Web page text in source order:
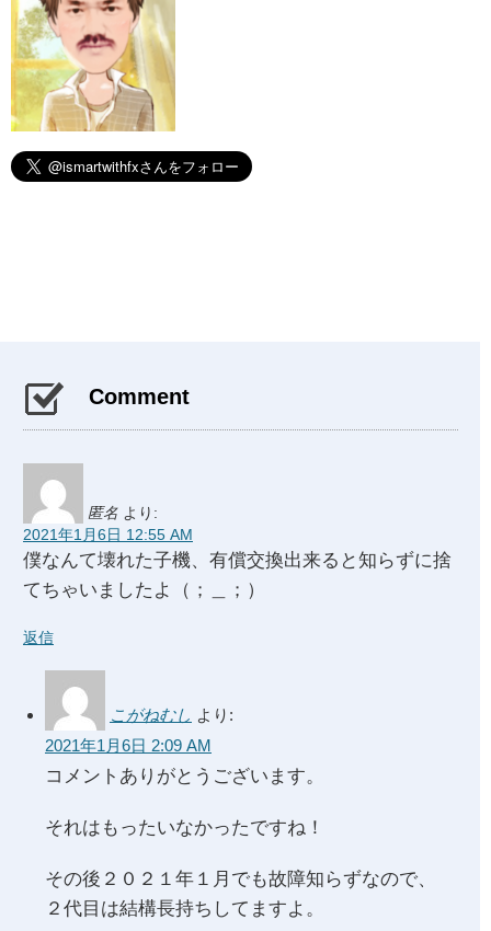
Comment
匿名 より:
2021年1月6日 12:55 AM
僕なんて壊れた子機、有償交換出来ると知らずに捨
てちゃいましたよ（；＿；）
返信
こがねむし より:
2021年1月6日 2:09 AM
コメントありがとうございます。
それはもったいなかったですね！
その後２０２１年１月でも故障知らずなので、
２代目は結構長持ちしてますよ。